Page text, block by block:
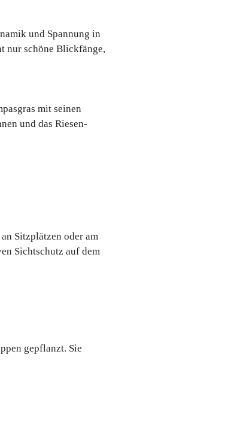
und Spannung in
nur schöne Blickfänge,
mit seinen
und das Riesen-
Sitzplätzen oder am
Sichtschutz auf dem
gepflanzt. Sie